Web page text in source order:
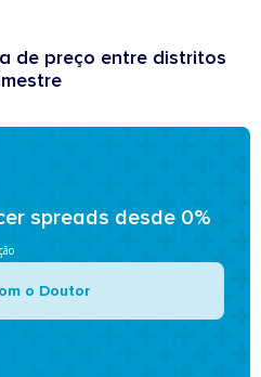
de preço entre distritos
spreads desde 0%
o Doutor